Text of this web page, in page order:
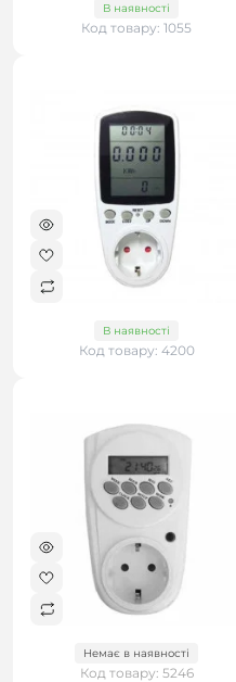
В наявності
Код товару: 1055
В наявності
Код товару: 4200
Немає в наявності
Код товару: 5246